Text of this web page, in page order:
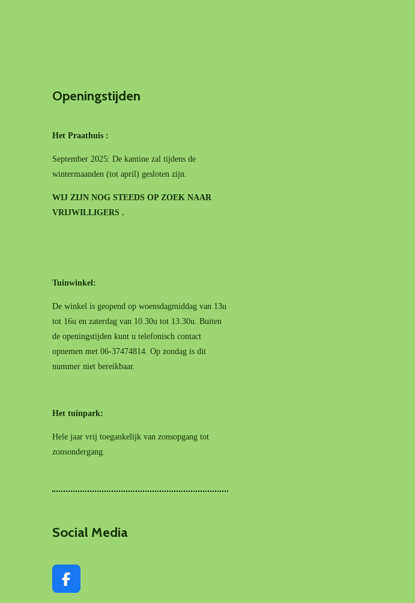
Openingstijden
Het Praathuis :
September 2025: De kantine zal tijdens de
wintermaanden (tot april) gesloten zijn.
WIJ ZIJN NOG STEEDS OP ZOEK NAAR
VRIJWILLIGERS .
Tuinwinkel:
De winkel is geopend op woensdagmiddag van 13u
tot 16u en zaterdag van 10.30u tot 13.30u. Buiten
de openingstijden kunt u telefonisch contact
opnemen met 06-37474814. Op zondag is dit
nummer niet bereikbaar.
Het tuinpark:
Hele jaar vrij toegankelijk van zonsopgang tot
zonsondergang.
Social Media
F